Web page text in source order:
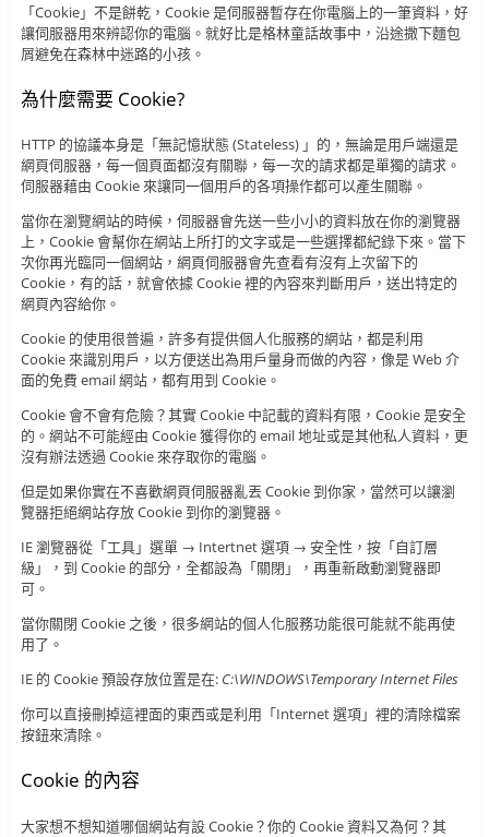
「Cookie」不是餅乾，Cookie 是伺服器暫存在你電腦上的一筆資料，好
讓伺服器用來辨認你的電腦。就好比是格林童話故事中，沿途撒下麵包
屑避免在森林中迷路的小孩。
為什麼需要 Cookie?
HTTP 的協議本身是「無記憶狀態 (Stateless) 」的，無論是用戶端還是
網頁伺服器，每一個頁面都沒有關聯，每一次的請求都是單獨的請求。
伺服器藉由 Cookie 來讓同一個用戶的各項操作都可以產生關聯。
當你在瀏覽網站的時候，伺服器會先送一些小小的資料放在你的瀏覽器
上，Cookie 會幫你在網站上所打的文字或是一些選擇都紀錄下來。當下
次你再光臨同一個網站，網頁伺服器會先查看有沒有上次留下的
Cookie，有的話，就會依據 Cookie 裡的內容來判斷用戶，送出特定的
網頁內容給你。
Cookie 的使用很普遍，許多有提供個人化服務的網站，都是利用
Cookie 來識別用戶，以方便送出為用戶量身而做的內容，像是 Web 介
面的免費 email 網站，都有用到 Cookie。
Cookie 會不會有危險？其實 Cookie 中記載的資料有限，Cookie 是安全
的。網站不可能經由 Cookie 獲得你的 email 地址或是其他私人資料，更
沒有辦法透過 Cookie 來存取你的電腦。
但是如果你實在不喜歡網頁伺服器亂丟 Cookie 到你家，當然可以讓瀏
覽器拒絕網站存放 Cookie 到你的瀏覽器。
IE 瀏覽器從「工具」選單 → Intertnet 選項 → 安全性，按「自訂層
級」，到 Cookie 的部分，全都設為「關閉」，再重新啟動瀏覽器即
可。
當你關閉 Cookie 之後，很多網站的個人化服務功能很可能就不能再使
用了。
IE 的 Cookie 預設存放位置是在: C:\WINDOWS\Temporary Internet Files
你可以直接刪掉這裡面的東西或是利用「Internet 選項」裡的清除檔案
按鈕來清除。
Cookie 的內容
大家想不想知道哪個網站有設 Cookie？你的 Cookie 資料又為何？其